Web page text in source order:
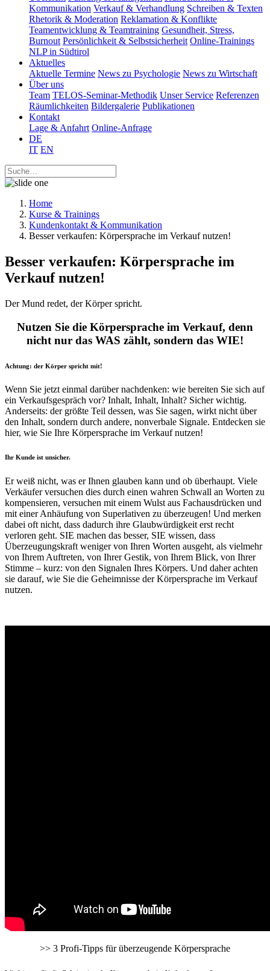
Kommunikation Verkauf & Verhandlung Schreiben & Texten
Rhetorik & Moderation Reklamation & Konflikte
Teamentwicklung & Teamtraining Gesundheit, Stress,
Burnout Persönlichkeit & Selbstsicherheit Online-Trainings
NLP in Südtirol
Aktuelles
Aktuelle Termine News zu Psychologie News zu Wirtschaft
Über uns
Team TELOS-Seminar-Methodik Unser Service Referenzen
Räumlichkeiten Bildergalerie Publikationen
Kontakt
Lage & Anfahrt Online-Anfrage
DE
IT EN
Home
Kurse & Trainings
Kundenkontakt & Kommunikation
Besser verkaufen: Körpersprache im Verkauf nutzen!
Besser verkaufen: Körpersprache im
Verkauf nutzen!
Der Mund redet, der Körper spricht.
Nutzen Sie die Körpersprache im Verkauf, denn
nicht nur das WAS zählt, sondern das WIE!
Achtung: der Körper spricht mit!
Wenn Sie jetzt einmal darüber nachdenken: wie bereiten Sie sich auf
ein Verkaufsgespräch vor? Inhalt, Inhalt, Inhalt? Sicher wichtig.
Anderseits: der größte Teil dessen, was Sie sagen, wirkt nicht über
den Inhalt, sondern durch andere, nonverbale Signale. Entdecken sie
hier, wie Sie Ihre Körpersprache im Verkauf nutzen!
Ihr Kunde ist unsicher.
Er weiß nicht, was er Ihnen glauben kann und ob überhaupt. Viele
Verkäufer versuchen dies durch einen wahren Schwall an Worten zu
kompensieren, versuchen mit einem Wulst aus Fachausdrücken und
mit einer Anhäufung von Superlativen zu überzeugen! Und merken
dabei oft nicht, dass dadurch ihre Glaubwürdigkeit erst recht
verloren geht. SIE machen das besser, SIE wissen, dass
Überzeugungskraft weniger von Ihren Worten ausgeht, als vielmehr
von Ihrem Auftreten, von Ihrer Gestik, von Ihrem Blick, von Ihrer
Stimme – kurz: von den Signalen Ihres Körpers. Und daher achten
sie darauf, wie Sie die Geheimnisse der Körpersprache im Verkauf
nutzen.
>> 3 Profi-Tipps für überzeugende Körpersprache